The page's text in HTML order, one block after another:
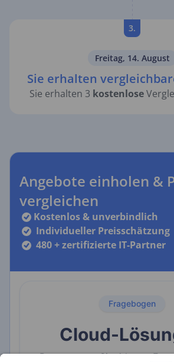
3.
Freitag, 14. August
Sie erhalten
Sie erhalten 3 kostenlose
Angebote einholen &
vergleichen
Kostenlos & unverbindlich
Individueller Preisschätzung
480 + zertifizierte IT-Partner